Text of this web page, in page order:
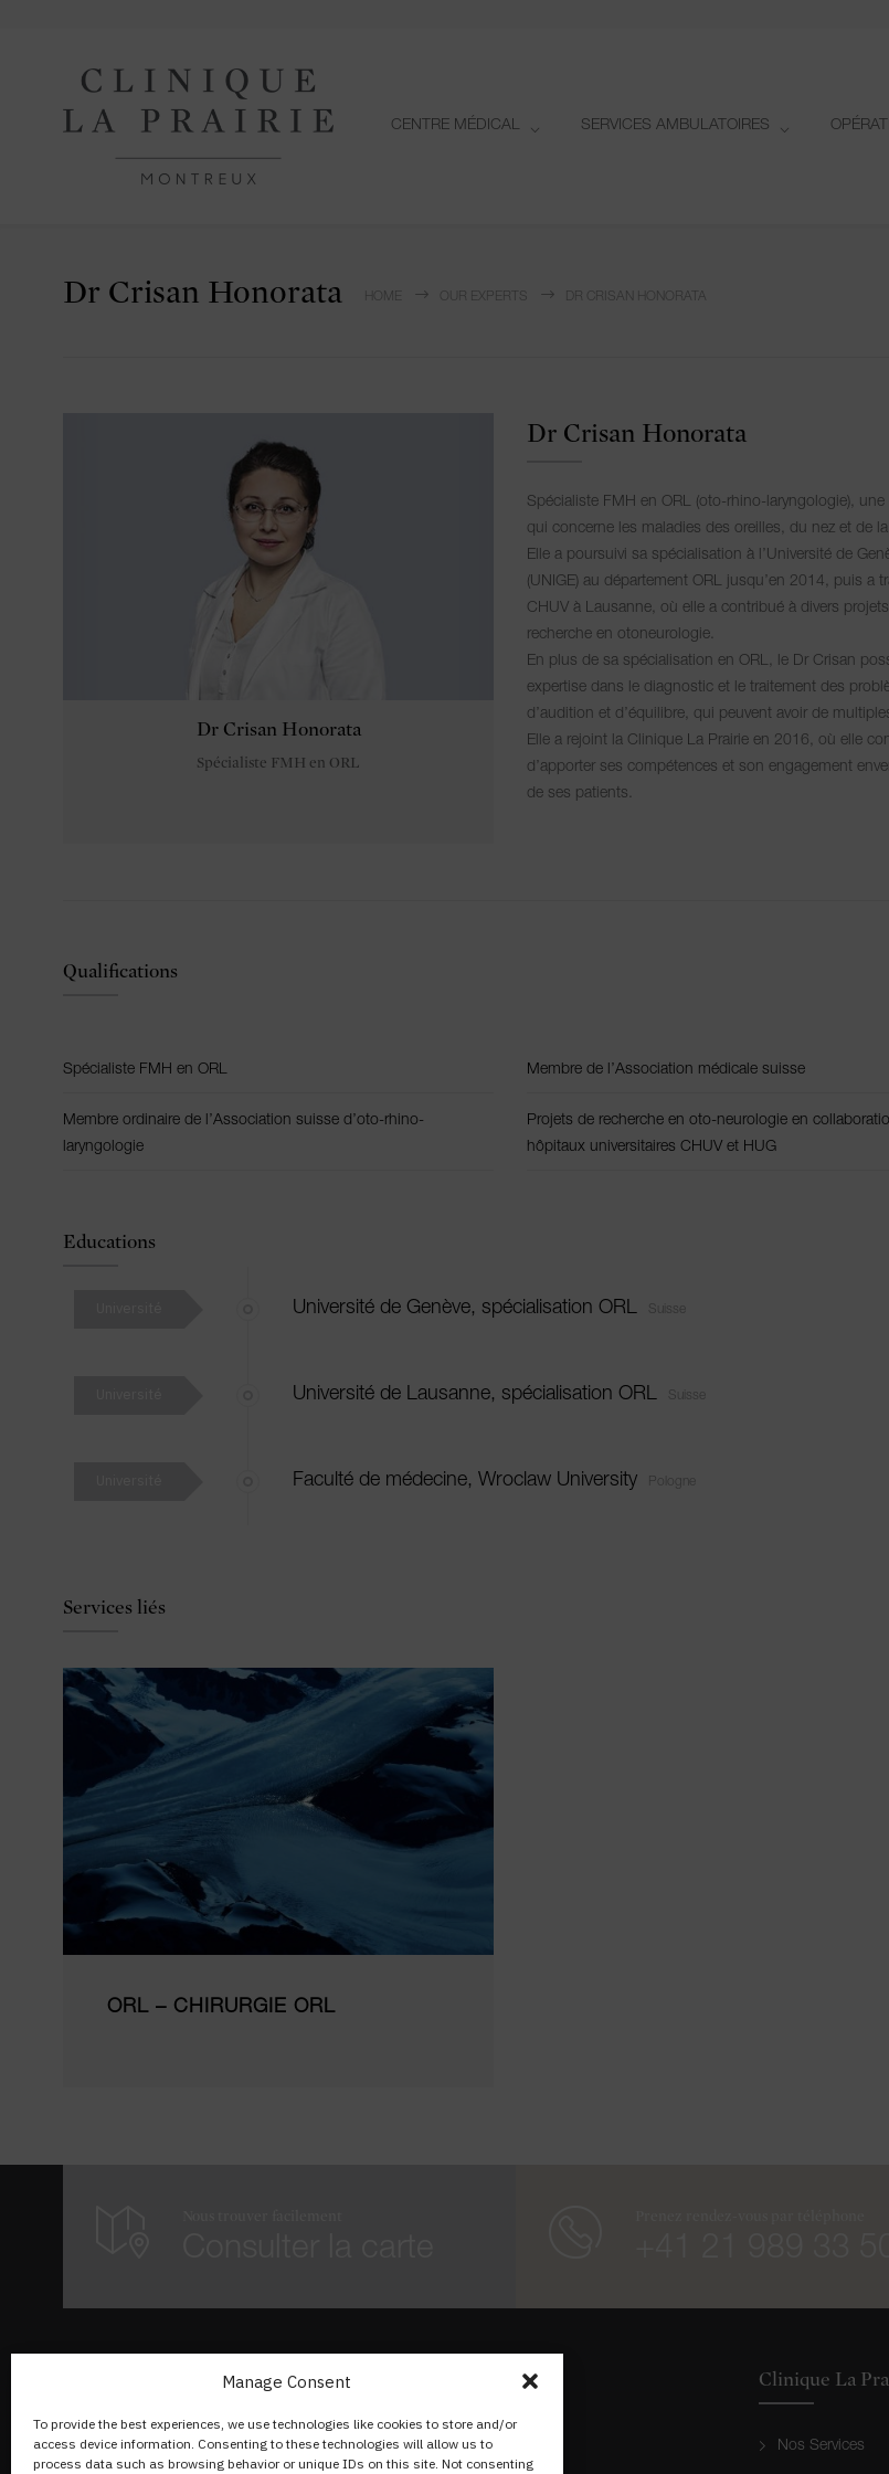
Manage Consent
To provide the best experiences, we use technologies like cookies to store and/or
access device information. Consenting to these technologies will allow us to
process data such as browsing behavior or unique IDs on this site. Not consenting
CENTRE MÉDICAL SERVICES AMBULATOIRES
Dr Crisan Honorata OUR EXPERTS DR CRISAN HONORATA
Dr Crisan Honorata
Spécialiste FMH en ORL
Dr Crisan Honorata
Spécialiste FMH en ORL (oto-rhino-laryngologie),
qui concerne les maladies des oreilles, du nez et de
Elle a poursuivi sa spécialisation à l’Université de
(UNIGE) au département ORL jusqu’en 2014, puis a
CHUV à Lausanne, où elle a contribué à divers
recherche en otoneurologie.
En plus de sa spécialisation en ORL, le Dr Crisan
expertise dans le diagnostic et le traitement des
d’audition et d’équilibre, qui peuvent avoir de
Elle a rejoint la Clinique La Prairie en 2016, où elle
d’apporter ses compétences et son engagement
de ses patients.
Qualifications
Spécialiste FMH en ORL
Membre ordinaire de l’Association suisse d’oto-rhino-
laryngologie
Membre de l’Association médicale suisse
Projets de recherche en oto-neurologie en
hôpitaux universitaires CHUV et HUG
Educations
Université de Genève, spécialisation ORL Suisse
Université de Lausanne, spécialisation ORL Suisse
Faculté de médecine, Wroclaw University Pologne
Services liés
ORL – CHIRURGIE ORL
Rue du Lac 142,1815 Clarens
Clinique La
Nos Services